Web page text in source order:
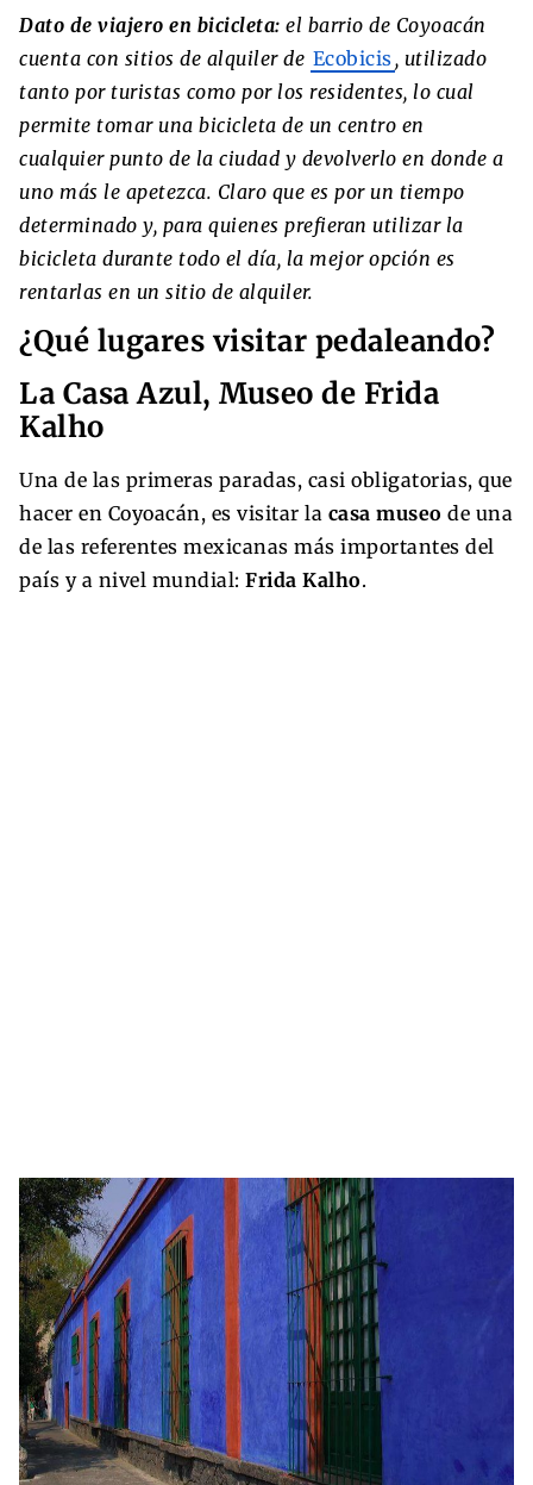
Dato de viajero en bicicleta: el barrio de Coyoacán
cuenta con sitios de alquiler de Ecobicis, utilizado
tanto por turistas como por los residentes, lo cual
permite tomar una bicicleta de un centro en
cualquier punto de la ciudad y devolverlo en donde a
uno más le apetezca. Claro que es por un tiempo
determinado y, para quienes prefieran utilizar la
bicicleta durante todo el día, la mejor opción es
rentarlas en un sitio de alquiler.
¿Qué lugares visitar pedaleando?
La Casa Azul, Museo de Frida
Kalho
Una de las primeras paradas, casi obligatorias, que
hacer en Coyoacán, es visitar la casa museo de una
de las referentes mexicanas más importantes del
país y a nivel mundial: Frida Kalho.